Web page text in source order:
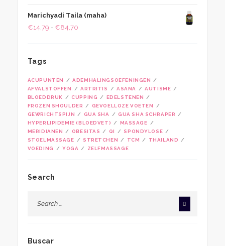
Marichyadi Taila (maha)
€14,79 - €84,70Prijsklasse:
Tags
ACUPUNTEN
ADEMHALINGSOEFENINGEN
AFVALSTOFFEN
ARTRITIS ASANA
AUTISME
BLOEDDRUK
CUPPING
EDELSTENEN
FROZEN SHOULDER
GEVOELLOZE VOETEN
GEWRICHTSPIJN
GUA SHA
GUA SHA SCHRAPER
HYPERLIPIDEMIE (BLOEDVET)
MASSAGE
MERIDIANEN
OBESITAS QI
SPONDYLOSE
STOELMASSAGE
STRETCHEN TCM
THAILAND
VOEDING
YOGA ZELFMASSAGE
Search
Buscar